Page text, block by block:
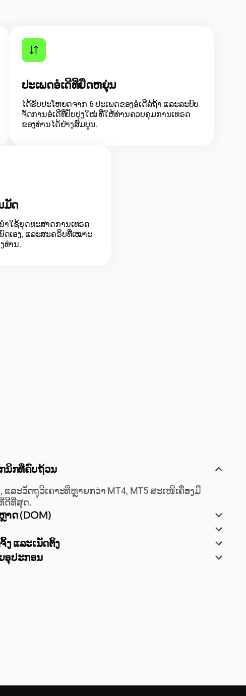
ປະເພດອໍເດີທີ່ຍືດຫຍຸ່ນ
ໄດ້ຮັບປະໂຫຍດຈາກ 6 ປະເພດຂອງອໍເດີລໍຖ້າ ແລະລະບົບ
ຈັດການອໍເດີທີ່ປັບປຸງໃໝ່ ທີ່ໃຫ້ທ່ານຄວບຄຸມການເທຣດ
ຂອງທ່ານໄດ້ຢ່າງສົມບູນ.
ມັດ
ຳໃຊ້ຍຸດທະສາດການເທຣດ
ເອງ, ແລະສະຄຣິບທີ່ເໝາະ
ທ່ານ.
ກນິກທີ່ຄົບຖ້ວນ
ແລະວັດຖຸວິເຄາະທີ່ຫຼາຍກວ່າ MT4, MT5 ສະເໜີເຄື່ອງມື
ດີທີ່ສຸດ.
າດ (DOM)
ງ ແລະເນັດຕິ້ງ
ອຸປະກອນ